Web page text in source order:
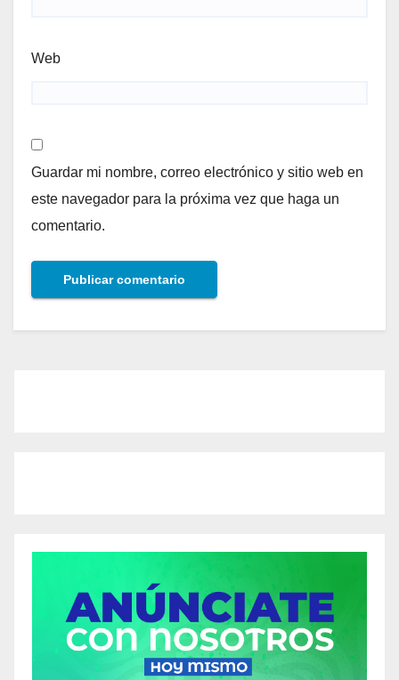
Web
Guardar mi nombre, correo electrónico y sitio web en
este navegador para la próxima vez que haga un
comentario.